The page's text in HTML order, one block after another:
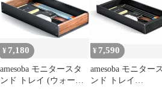
¥ 7,180
amesoba モニタースタ
ンド トレイ (ウォール
¥ 7,590
amesoba モニター
ンド トレイ